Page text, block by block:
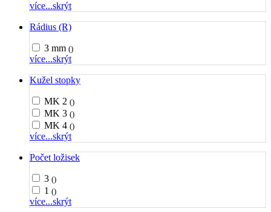
více...skrýt
Rádius (R)
3 mm ()
více...skrýt
Kužel stopky
MK 2 ()
MK 3 ()
MK 4 ()
více...skrýt
Počet ložisek
3 ()
1 ()
více...skrýt